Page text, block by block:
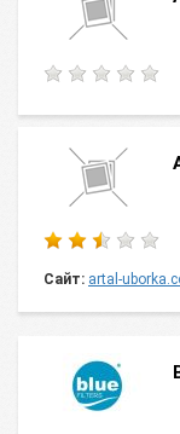
Сайт: artal-